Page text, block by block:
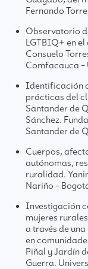
Fernando
Observatorio
LGTBIQ+ en
Consuelo
Comfacauca
Identificación
prácticas del
Santander de
Sánchez.
Santander de
Cuerpos,
autónomas,
ruralidad.
Nariño –
Investigación
mujeres
a través de
en
Piñal y Jardín
Guerra.